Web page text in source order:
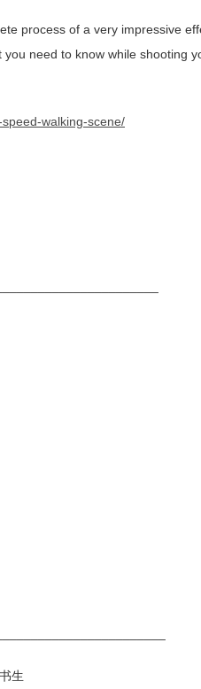
process of a very impressive
need to know while shooting
walking-scene/
生